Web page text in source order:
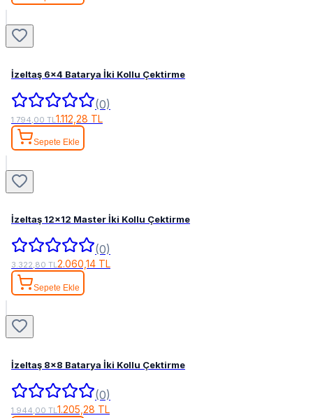
İzeltaş 6x4 Batarya İki Kollu Çektirme
(0)
1.794,00 TL 1.112,28 TL
Sepete Ekle
İzeltaş 12x12 Master İki Kollu Çektirme
(0)
3.322,80 TL2.060,14 TL
Sepete Ekle
İzeltaş 8x8 Batarya İki Kollu Çektirme
(0)
1.944,00 TL1.205,28 TL